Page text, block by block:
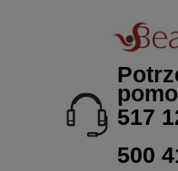
517
500